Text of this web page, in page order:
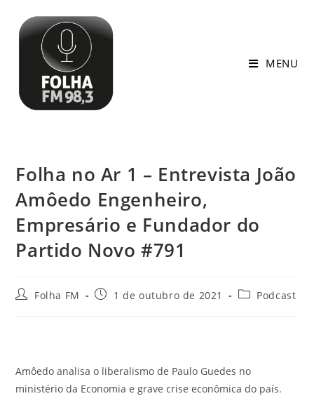
MENU
Folha no Ar 1 – Entrevista João
Amôedo Engenheiro,
Empresário e Fundador do
Partido Novo #791
Folha FM 1 de outubro de 2021 Podcast
Amôedo analisa o liberalismo de Paulo Guedes no
ministério da Economia e grave crise econômica do país.